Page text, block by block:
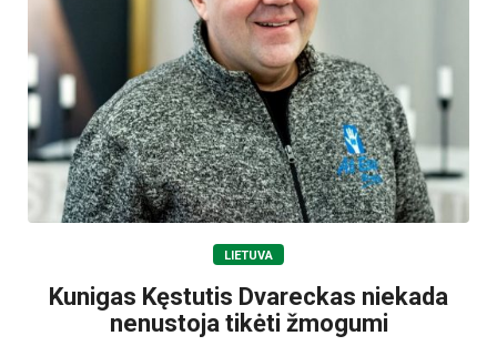
LIETUVA
Kunigas Kęstutis Dvareckas niekada
nenustoja tikėti žmogumi